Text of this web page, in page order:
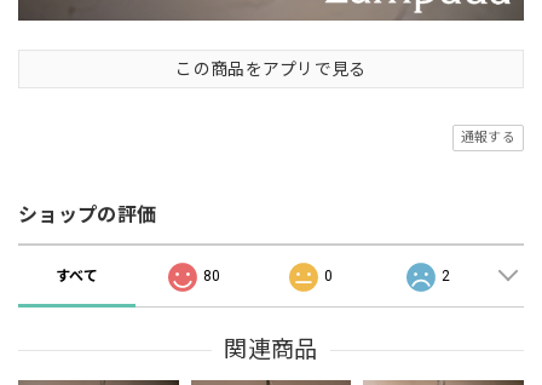
この商品をアプリで見る
通報する
ショップの評価
すべて 80 0 2
関連商品